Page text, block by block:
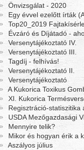
Önvizsgálat - 2020
Egy évvel ezelőtt írták
Top20_2019
Évzáró és Díjátadó -
Versenytájékoztató IV.
Versenytájékoztató III.
Tagdíj - felhívás!
Versenytájékoztató II.
Versenytájékoztató
A Kukorica Toxikus
XI. Kukorica
Regisztráció-statiszitika
USDA Mezőgazdasági
Mennyire telik?
Mikor és hogyan érik a
Aszályos július